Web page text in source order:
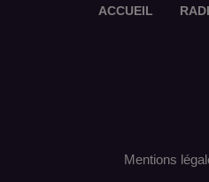
ACCUEIL
Mentions